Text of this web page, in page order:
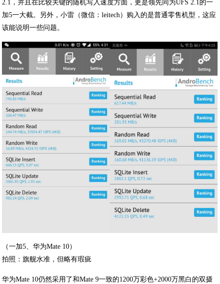
2.1，并且在比较关键的随机写入速度方面，更是领先同为UFS 2.1的一
加5一大截。另外，小雷（微信：leitech）购入的是普通零售机型，这应
该能说明一些问题。
（一加5、华为Mate 10）
拍照：旗舰水准，但略有瑕疵
华为Mate 10仍然采用了和Mate 9一致的1200万彩色+2000万黑白的双摄